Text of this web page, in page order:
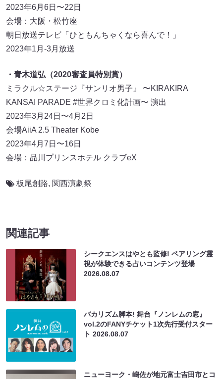
2023年6月6日〜22日
会場：大阪・松竹座
朝日放送テレビ「ひともんちゃくなら喜んで！」
2023年1月-3月放送
・青木道弘（2020審査員特別賞）
ミラクル☆ステージ『サンリオ男子』 〜KIRAKIRA
KANSAI PARADE #世界クロミ化計画〜 演出
2023年3月24日〜4月2日
会場AiiA 2.5 Theater Kobe
2023年4月7日〜16日
会場：品川プリンスホテル クラブeX
板尾創路, 関西演劇祭
関連記事
シークエンスはやとも監修! ペアリング霊
視が体験できる占いコンテンツ登場
2026.08.07
バカリズム脚本! 舞台『ノンレムの窓』
vol.2のFANYチケット1次先行受付スター
ト2026.08.07
ニューヨーク・嶋佐が地元富士吉田市とコ